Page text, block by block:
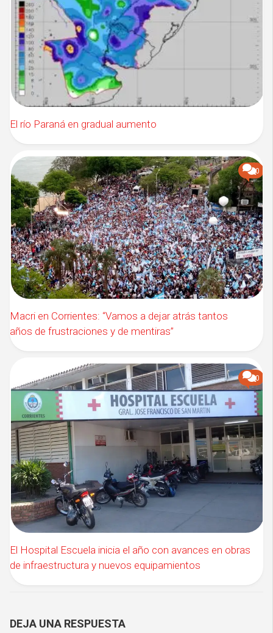
El río Paraná en gradual aumento
0
Macri en Corrientes: “Vamos a dejar atrás tantos
años de frustraciones y de mentiras”
0
El Hospital Escuela inicia el año con avances en obras
de infraestructura y nuevos equipamientos
DEJA UNA RESPUESTA